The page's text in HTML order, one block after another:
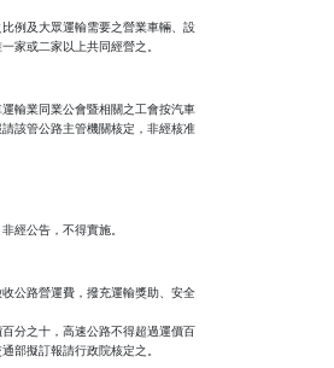
例及大眾運輸需要之營業車輛、設
家或二家以上共同經營之。
輸業同業公會暨相關之工會按汽車
該管公路主管機關核定，非經核准
經公告，不得實施。
公路營運費，撥充運輸獎助、安全
分之十，高速公路不得超過運價百
部擬訂報請行政院核定之。